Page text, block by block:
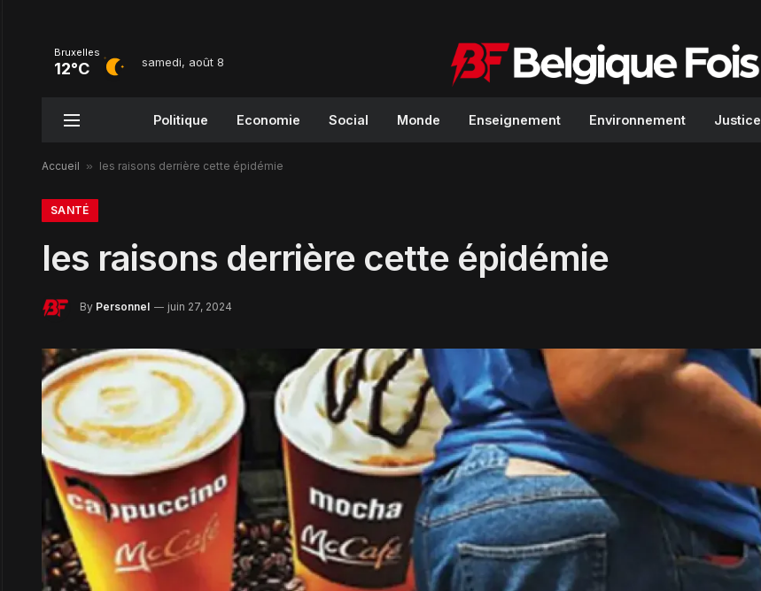
Bruxelles
12°C samedi, août 8
Politique Economie Social Monde Enseignement Environnement Justice
Accueil » les raisons derrière cette épidémie
SANTÉ
les raisons derrière cette épidémie
By Personnel juin 27, 2024